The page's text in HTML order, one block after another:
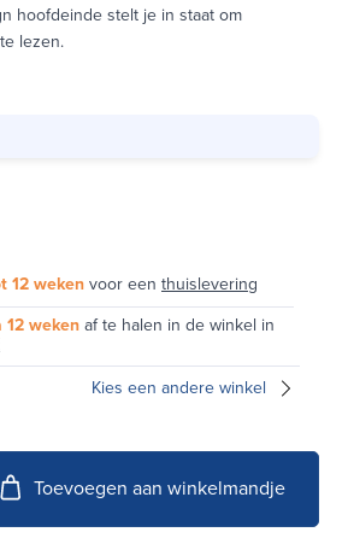
hoofdeinde stelt je in staat om
lezen.
12 wekenvoor een thuislevering
12 wekenaf te halen in de winkel in
Kies een andere winkel
Toevoegen aan winkelmandje